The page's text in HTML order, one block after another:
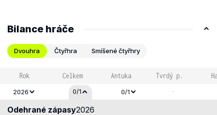
Bilance hráče
Dvouhra Čtyřhra Smíšené čtyřhry
Rok Celkem Antuka Tvrdý p.
2026 0/1 0/1 -
Odehrané zápasy2026